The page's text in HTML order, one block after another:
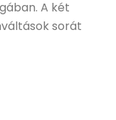
A két
sorát